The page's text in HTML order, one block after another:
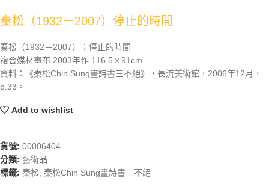
秦松（1932－2007）停止的時間
秦松（1932－2007）；停止的時間
複合媒材畫布 2003年作 116.5ｘ91cm
資料：《秦松Chin Sung畫詩書三不絕》，長流美術館，2006年12月，
p.33。
Add to wishlist
貨號: 00006404
分類: 藝術品
標籤: 秦松 秦松Chin Sung畫詩書三不絕